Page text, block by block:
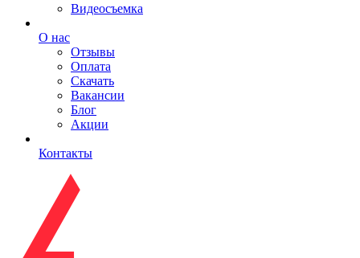
Видеосъемка
О нас
Отзывы
Оплата
Скачать
Вакансии
Блог
Акции
Контакты